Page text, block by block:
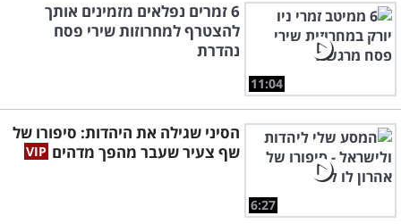
11:04
6 זמרים נפלאים מזמינים אותך
להצטרף למחרוזות שירי פסח
נהדרת
6:27
הסיני שגילה את היהדות: סיפורו של
שף צעיר שעבר מהפך מדהים